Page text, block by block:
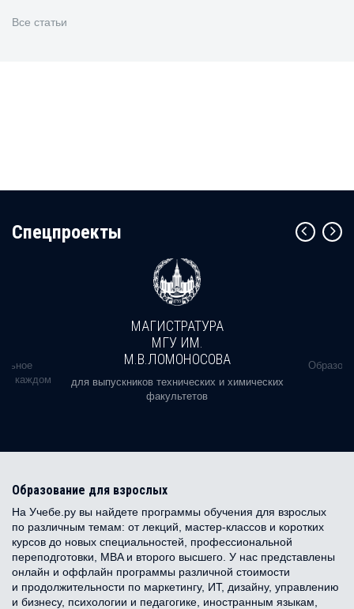
Все статьи
Cпецпроекты
в каждом
МАГИСТРАТУРА
МГУ ИМ.
М.В.ЛОМОНОСОВА
для выпускников технических и химических
факультетов
Образование для взрослых
На Учебе.ру вы найдете программы обучения для взрослых
по различным темам: от лекций, мастер-классов и коротких
курсов до новых специальностей, профессиональной
переподготовки, MBA и второго высшего. У нас представлены
онлайн и оффлайн программы различной стоимости
и продолжительности по маркетингу, ИТ, дизайну, управлению
и бизнесу, психологии и педагогике, иностранным языкам,